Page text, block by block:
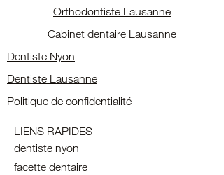
Orthodontiste Lausanne
Cabinet dentaire Lausanne
Dentiste Nyon
Dentiste Lausanne
Politique de confidentialité
LIENS RAPIDES
dentiste nyon
facette dentaire